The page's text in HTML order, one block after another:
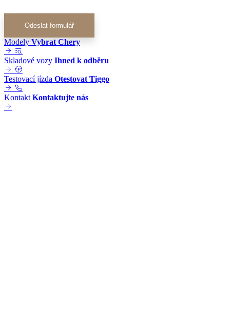
Odeslat formulář
Modely Vybrat Chery
Skladové vozy Ihned k odběru
Testovací jízda Otestovat Tiggo
Kontakt Kontaktujte nás